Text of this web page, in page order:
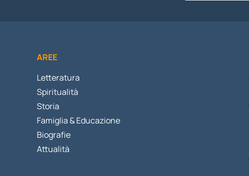
AREE
Letteratura
Spiritualità
Storia
Famiglia & Educazione
Biografie
Attualità